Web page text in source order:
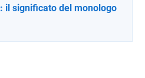
il significato del monologo